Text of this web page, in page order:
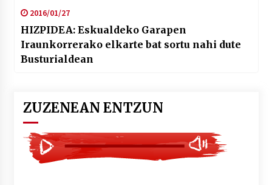
2016/01/27
HIZPIDEA: Eskualdeko Garapen
Iraunkorrerako elkarte bat sortu nahi dute
Busturialdean
ZUZENEAN ENTZUN